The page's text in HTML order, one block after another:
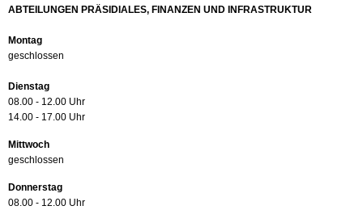
ABTEILUNGEN PRÄSIDIALES, FINANZEN UND INFRASTRUKTUR
Montag
geschlossen
Dienstag
08.00 - 12.00 Uhr
14.00 - 17.00 Uhr
Mittwoch
geschlossen
Donnerstag
08.00 - 12.00 Uhr